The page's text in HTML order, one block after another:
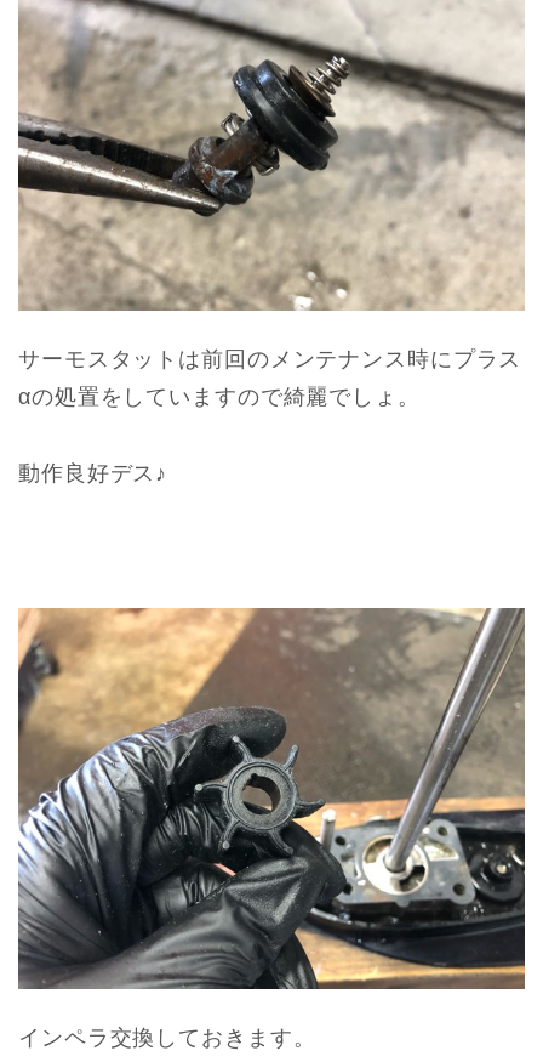
サーモスタットは前回のメンテナンス時にプラス
αの処置をしていますので綺麗でしょ。
動作良好デス♪
インペラ交換しておきます。